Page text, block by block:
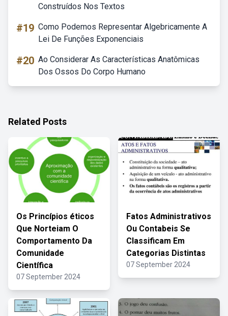
Construídos Nos Textos
#19 Como Podemos Representar Algebricamente A
Lei De Funções Exponenciais
#20 Ao Considerar As Características Anatômicas
Dos Ossos Do Corpo Humano
Related Posts
Os Princípios éticos
Que Norteiam O
Comportamento Da
Comunidade
Científica
07 September 2024
Fatos Administrativos
Ou Contabeis Se
Classificam Em
Categorias Distintas
07 September 2024